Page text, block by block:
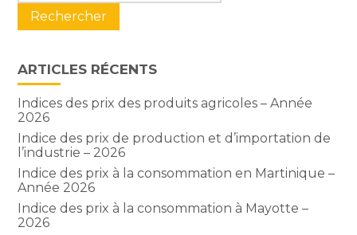
ARTICLES RÉCENTS
Indices des prix des produits agricoles – Année
2026
Indice des prix de production et d’importation de
l’industrie – 2026
Indice des prix à la consommation en Martinique –
Année 2026
Indice des prix à la consommation à Mayotte –
2026